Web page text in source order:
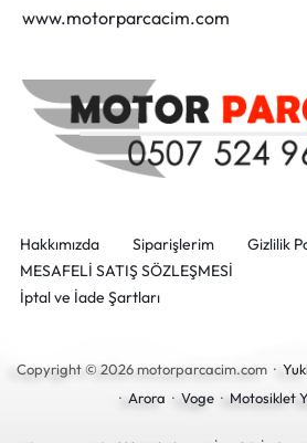
www.motorparcacim.com
Hakkımızda Siparişlerim
Gizlilik
MESAFELİ SATIŞ SÖZLEŞMESİ
İptal ve İade Şartları
Copyright © 2026 motorparcacim.com · Yuki
· Arora · Voge· Motosiklet